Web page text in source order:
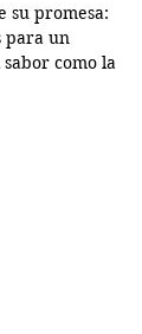
su promesa:
para un
como la